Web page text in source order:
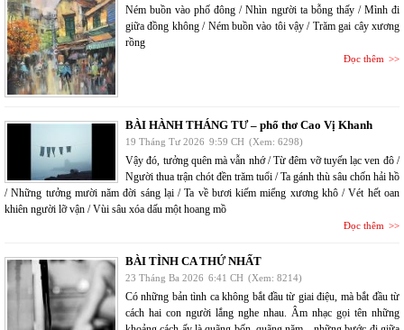
Ném buồn vào phố đông / Nhìn người ta bỗng thấy / Mình đi
giữa đồng không / Ném buồn vào tôi vậy / Trăm gai cây xương
rồng
Đọc thêm
BÀI HÀNH THÁNG TƯ – phổ thơ Cao Vị Khanh
19 Tháng Tư 2026 9:59 CH (Xem: 6298)
Vậy đó, tưởng quên mà vẫn nhớ / Từ đêm vỡ tuyến lạc ven đô /
Người thua trận chót đền trăm tuổi / Ta gánh thù sâu chốn hải hồ
/ Những tưởng mười năm đời sáng lại / Ta về bươi kiếm miểng xương khô / Vét hết oan
khiên người lỡ vận / Vùi sâu xóa dấu một hoang mồ
Đọc thêm
BÀI TÌNH CA THỨ NHẤT
23 Tháng Ba 2026 6:41 CH (Xem: 8214)
Có những bản tình ca không bắt đầu từ giai điệu, mà bắt đầu từ
cách hai con người lắng nghe nhau. Âm nhạc gọi tên những